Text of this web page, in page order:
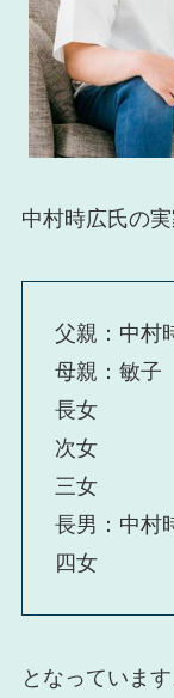
中村時広氏の
父親：中村
母親：敏子
長女
次女
三女
長男：中村
四女
となっています